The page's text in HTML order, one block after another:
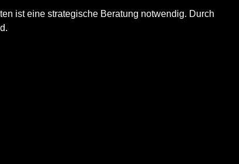
ist eine strategische Beratung notwendig. Durch